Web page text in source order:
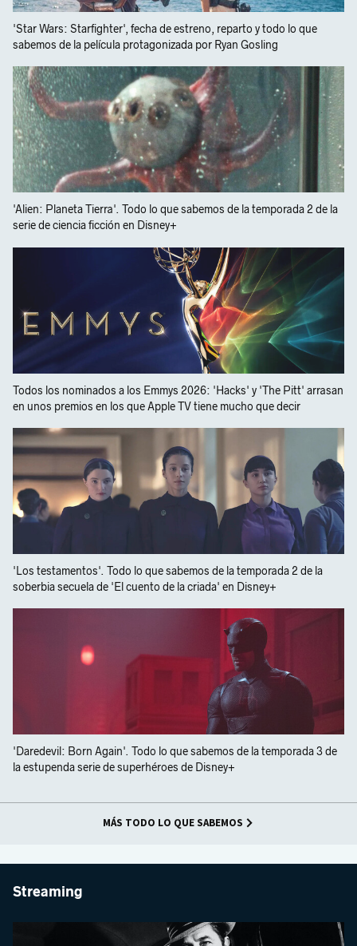
'Star Wars: Starfighter', fecha de estreno, reparto y todo lo que
sabemos de la película protagonizada por Ryan Gosling
'Alien: Planeta Tierra'. Todo lo que sabemos de la temporada 2 de la
serie de ciencia ficción en Disney+
Todos los nominados a los Emmys 2026: 'Hacks' y 'The Pitt' arrasan
en unos premios en los que Apple TV tiene mucho que decir
'Los testamentos'. Todo lo que sabemos de la temporada 2 de la
soberbia secuela de 'El cuento de la criada' en Disney+
'Daredevil: Born Again'. Todo lo que sabemos de la temporada 3 de
la estupenda serie de superhéroes de Disney+
MÁS TODO LO QUE SABEMOS
Streaming